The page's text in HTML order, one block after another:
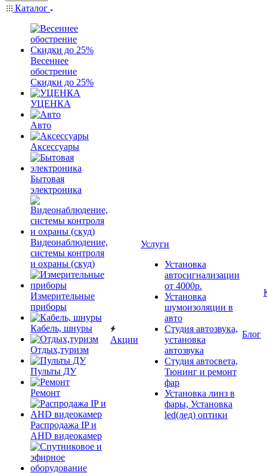
Каталог
Весеннее
обострение
Скидки до 25%
УЦЕНКА
Авто
Аксессуары
Бытовая
электроника
Видеонаблюдение,
системы контроля
и охраны (скуд)
Измерительные
приборы
Кабель, шнуры
Отдых,туризм
Пульты ДУ
Ремонт
Распродажа IP и
AHD видеокамер
Акции
Услуги
Установка
автосигнализации
от 4000р.
Установка
шумоизоляции в
авто
Студия автозвука,
установка
автозвука
Студия автосвета,
Тюнинг и ремонт
фар
Установка линз в
фары, Установка
led(лед) оптики
Блог